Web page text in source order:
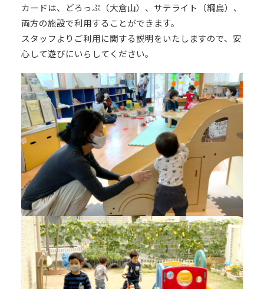
カードは、どろっぷ（大倉山）、サテライト（綱島）、
両方の施設で利用することができます。
スタッフよりご利用に関する説明をいたしますので、安
心して遊びにいらしてください。